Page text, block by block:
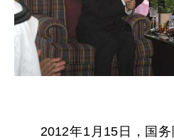
2012年1月15日，国务